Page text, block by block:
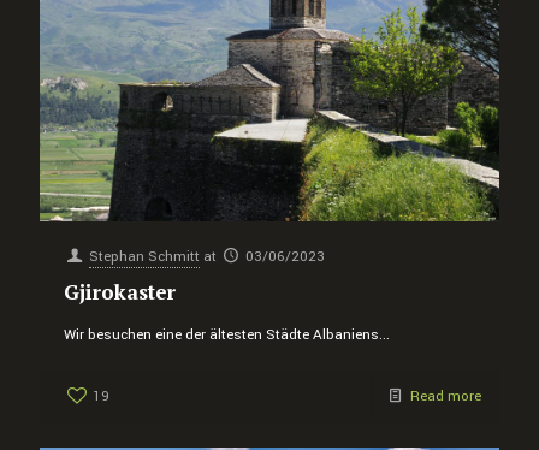
Stephan Schmitt at 03/06/2023
Gjirokaster
Wir besuchen eine der ältesten Städte Albaniens...
19 Read more